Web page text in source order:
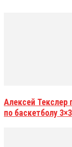
Алексей Текслер
по баскетболу 3×3